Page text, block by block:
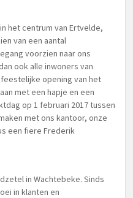
het centrum van Ertvelde,
van een aantal
voorzien naar ons
ook alle inwoners van
opening van het
met een hapje en een
op 1 februari 2017 tussen
met ons kantoor, onze
een fiere Frederik
in Wachtebeke. Sinds
in klanten en